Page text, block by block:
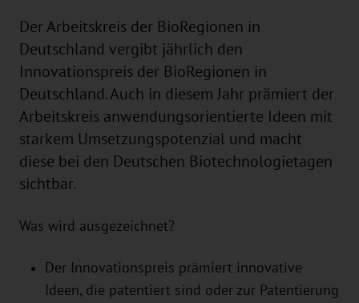
Der Arbeitskreis der BioRegionen in
Deutschland vergibt jährlich den
Innovationspreis der BioRegionen in
Deutschland. Auch in diesem Jahr prämiert der
Arbeitskreis anwendungsorientierte Ideen mit
starkem Umsetzungspotenzial und macht
diese bei den Deutschen Biotechnologietagen
sichtbar.
Was wird ausgezeichnet?
Der Innovationspreis prämiert innovative
Ideen, die patentiert sind oder zur Patentierung